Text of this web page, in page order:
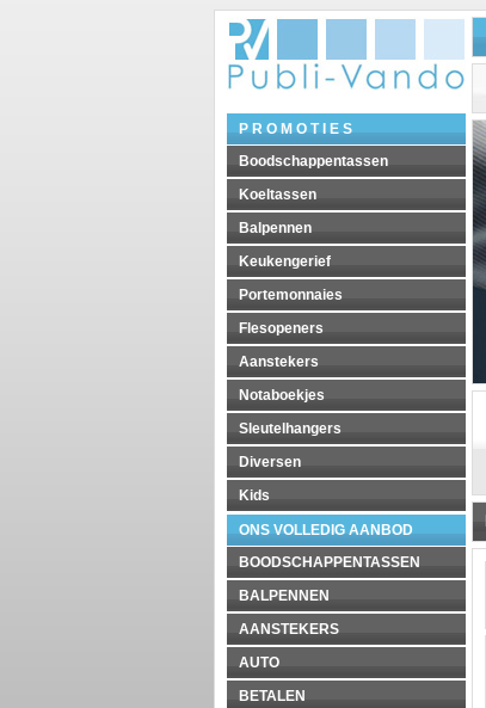
P R O M O T I E S
Boodschappentassen
Koeltassen
Balpennen
Keukengerief
Portemonnaies
Flesopeners
Aanstekers
Notaboekjes
Sleutelhangers
Diversen
Kids
ONS VOLLEDIG AANBOD
BOODSCHAPPENTASSEN
BALPENNEN
AANSTEKERS
AUTO
BETALEN